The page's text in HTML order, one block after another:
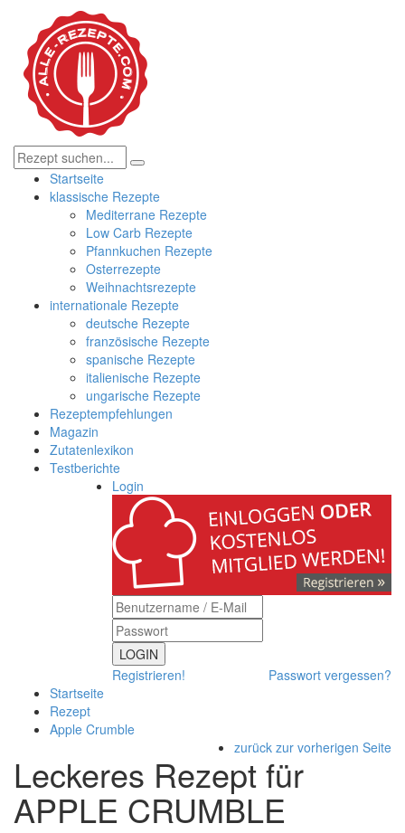
Startseite
klassische Rezepte
Mediterrane Rezepte
Low Carb Rezepte
Pfannkuchen Rezepte
Osterrezepte
Weihnachtsrezepte
internationale Rezepte
deutsche Rezepte
französische Rezepte
spanische Rezepte
italienische Rezepte
ungarische Rezepte
Rezeptempfehlungen
Magazin
Zutatenlexikon
Testberichte
Login
LOGIN
Registrieren!
Passwort vergessen?
Startseite
Rezept
Apple Crumble
zurück zur vorherigen Seite
Leckeres Rezept für
APPLE CRUMBLE